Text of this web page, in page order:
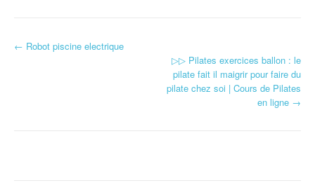
Navigation d'article
← Robot piscine electrique
▷▷ Pilates exercices ballon : le
pilate fait il maigrir pour faire du
pilate chez soi | Cours de Pilates
en ligne →